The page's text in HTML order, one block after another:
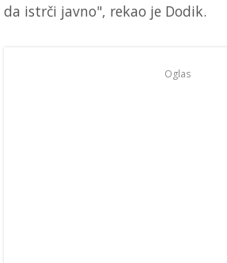
da istrči javno", rekao je Dodik.
Oglas